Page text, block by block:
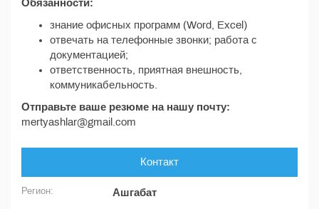
Обязанности:
знание офисных программ (Word, Excel)
отвечать на телефонные звонки; работа с
документацией;
ответственность, приятная внешность,
коммуникабельность.
Отправьте ваше резюме на нашу почту:
mertyashlar@gmail.com
Контакт
Регион: Ашгабат